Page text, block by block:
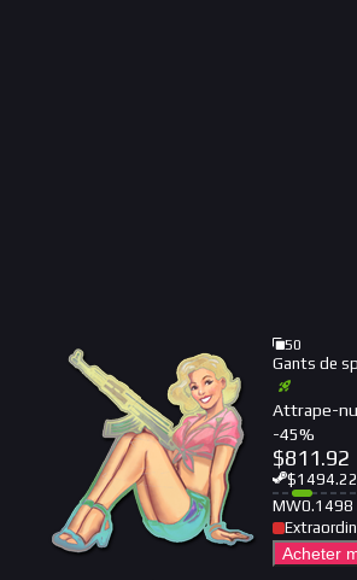
50
Gants de
Attrape-
-45%
$811.92
$1494.22
MW0.1498
Acheter